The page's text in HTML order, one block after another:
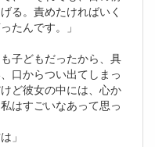
る。責めたければいく
たんです。」
子どもだったから、具
口からつい出てしまっ
ど彼女の中には、心か
はすごいなあって思っ
」